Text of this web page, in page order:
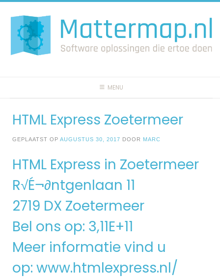
naar
inhoud
MENU
HTML Express Zoetermeer
GEPLAATST OP AUGUSTUS 30, 2017 DOOR MARC
HTML Express in Zoetermeer
R√É¬∂ntgenlaan 11
2719 DX Zoetermeer
Bel ons op: 3,11E+11
Meer informatie vind u
op: www.htmlexpress.nl/